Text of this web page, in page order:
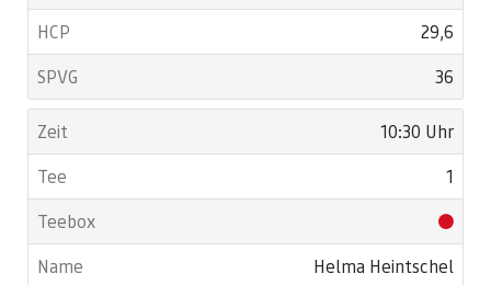
29,6
36
10:30 Uhr
1
Helma Heintschel